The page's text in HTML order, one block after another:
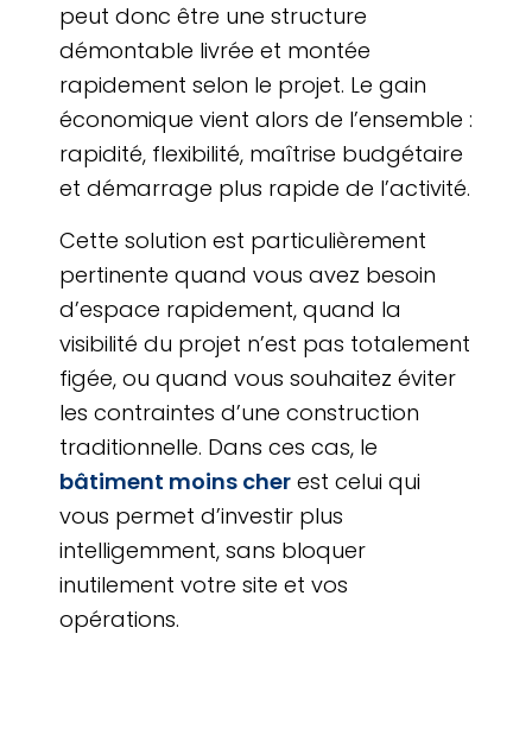
peut donc être une structure
démontable livrée et montée
rapidement selon le projet. Le gain
économique vient alors de l’ensemble :
rapidité, flexibilité, maîtrise budgétaire
et démarrage plus rapide de l’activité.
Cette solution est particulièrement
pertinente quand vous avez besoin
d’espace rapidement, quand la
visibilité du projet n’est pas totalement
figée, ou quand vous souhaitez éviter
les contraintes d’une construction
traditionnelle. Dans ces cas, le
bâtiment moins cher est celui qui
vous permet d’investir plus
intelligemment, sans bloquer
inutilement votre site et vos
opérations.